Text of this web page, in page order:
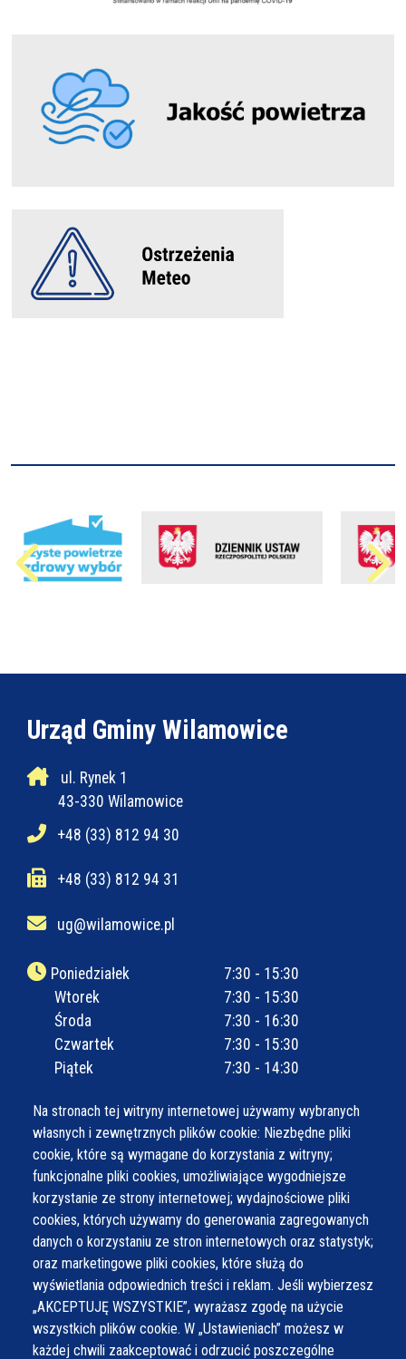
Na stronach tej witryny internetowej używamy wybranych
własnych i zewnętrznych plików cookie: Niezbędne pliki
cookie, które są wymagane do korzystania z witryny;
funkcjonalne pliki cookies, umożliwiające wygodniejsze
korzystanie ze strony internetowej; wydajnościowe pliki
cookies, których używamy do generowania zagregowanych
danych o korzystaniu ze stron internetowych oraz statystyk;
oraz marketingowe pliki cookies, które służą do
wyświetlania odpowiednich treści i reklam. Jeśli wybierzesz
„AKCEPTUJĘ WSZYSTKIE”, wyrażasz zgodę na użycie
wszystkich plików cookie. W „Ustawieniach” możesz w
każdej chwili zaakceptować i odrzucić poszczególne
Urząd Gminy Wilamowice
ul. Rynek 1
43-330 Wilamowice
+48 (33) 812 94 30
+48 (33) 812 94 31
ug@wilamowice.pl
Poniedziałek
7:30 - 15:30
Wtorek
7:30 - 15:30
Środa
7:30 - 16:30
Czwartek
7:30 - 15:30
Piątek
7:30 - 14:30